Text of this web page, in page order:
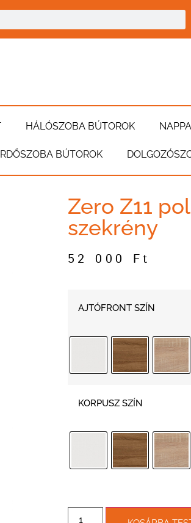
HÁLÓSZOBA BÚTOROK
BÚTOROK
Zero Z11
szekrény
52 000 Ft
AJTÓFRONT SZÍN
KORPUSZ SZÍN